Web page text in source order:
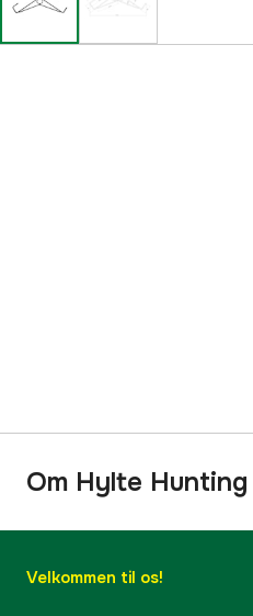
Om Hylte
Velkommen til os!